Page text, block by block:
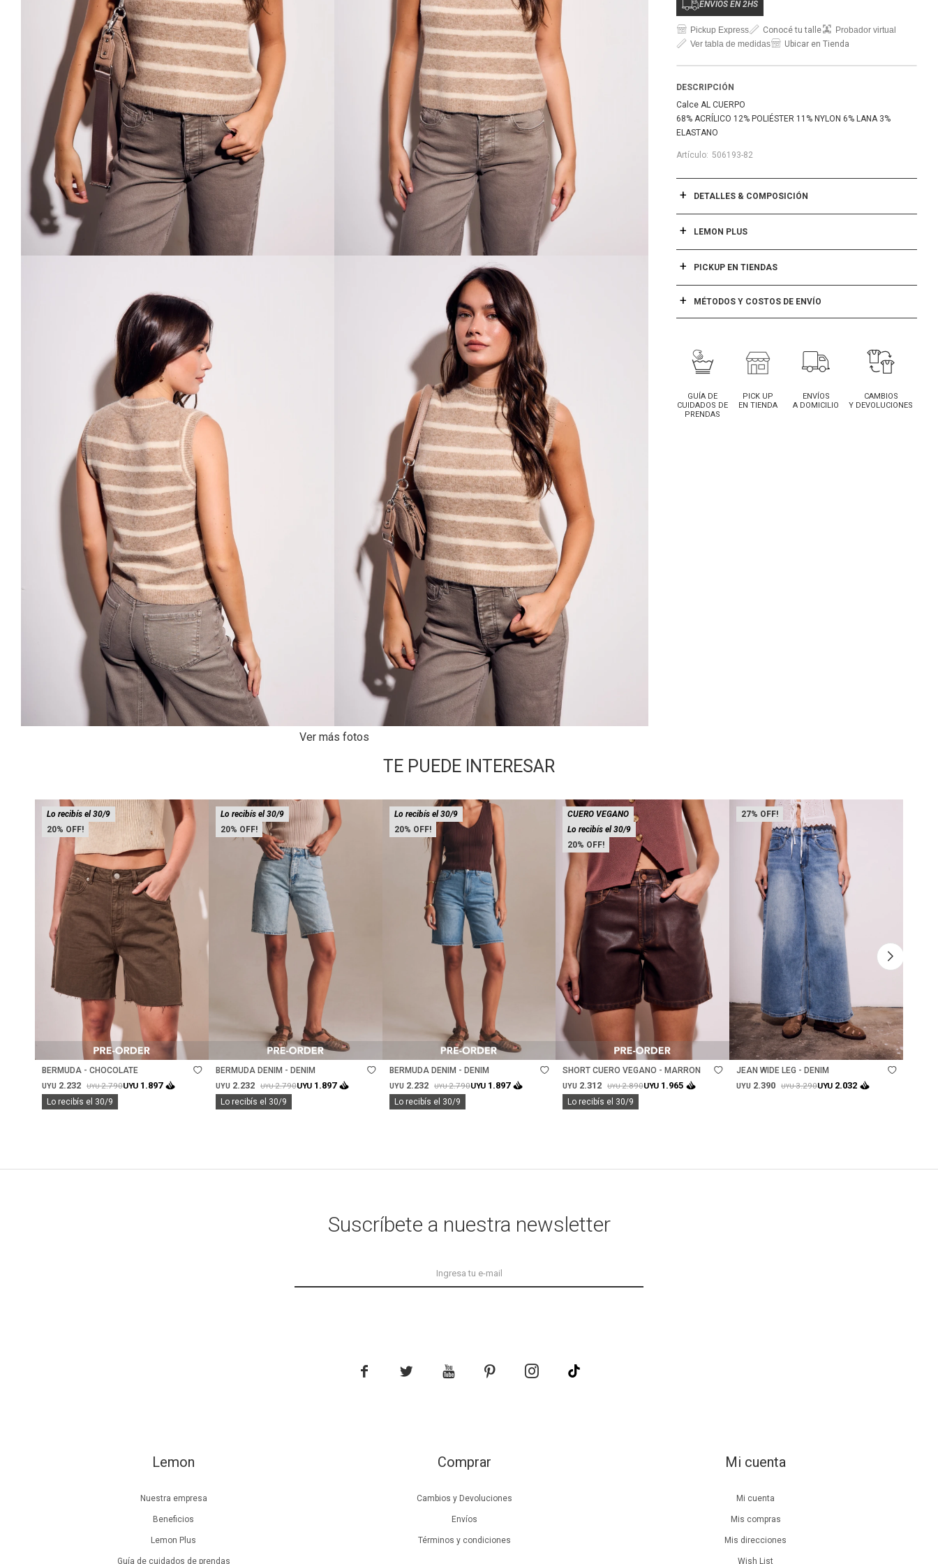
Ver más fotos
ENVÍOS EN 2HS
Pickup Express Conocé tu talle
Probador virtual
Ver tabla de medidas
Ubicar en Tienda
DESCRIPCIÓN
Calce AL CUERPO
68% ACRÍLICO 12% POLIÉSTER 11% NYLON 6% LANA 3%
ELASTANO
506193-82
DETALLES & COMPOSICIÓN
LEMON PLUS
PICKUP EN TIENDAS
MÉTODOS Y COSTOS DE ENVÍO
GUÍA DE
CUIDADOS DE
PRENDAS
PICK UP
EN TIENDA
ENVÍOS
A DOMICILIO
CAMBIOS
Y DEVOLUCIONES
TE PUEDE INTERESAR
20
Lo recibís el 30/9
Talle
BERMUDA - CHOCOLATE
UYU 2.232 UYU2.790UYU 1.897
Lo recibís el 30/9
20
Lo recibís el 30/9
BERMUDA DENIM - DENIM
UYU 2.232 UYU2.790UYU 1.897
Lo recibís el 30/9
20
Lo recibís el 30/9
BERMUDA DENIM - DENIM
UYU 2.232 UYU2.790UYU 1.897
Lo recibís el 30/9
20
CUERO VEGANO
Lo recibís el 30/9
Talle
SHORT CUERO VEGANO - MARRON
UYU 2.312 UYU2.890UYU 1.965
Lo recibís el 30/9
27
Talle
JEAN WIDE LEG - DENIM
UYU 2.390 UYU3.290UYU 2.032
Lemon
Nuestra empresa
Beneficios
Lemon Plus
Guía de cuidados de prendas
Comprar
Cambios y Devoluciones
Envíos
Términos y condiciones
Mi cuenta
Mi cuenta
Mis compras
Mis direcciones
Wish List
Suscríbete a nuestra newsletter
    